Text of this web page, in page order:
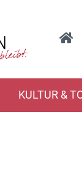
KULTUR &